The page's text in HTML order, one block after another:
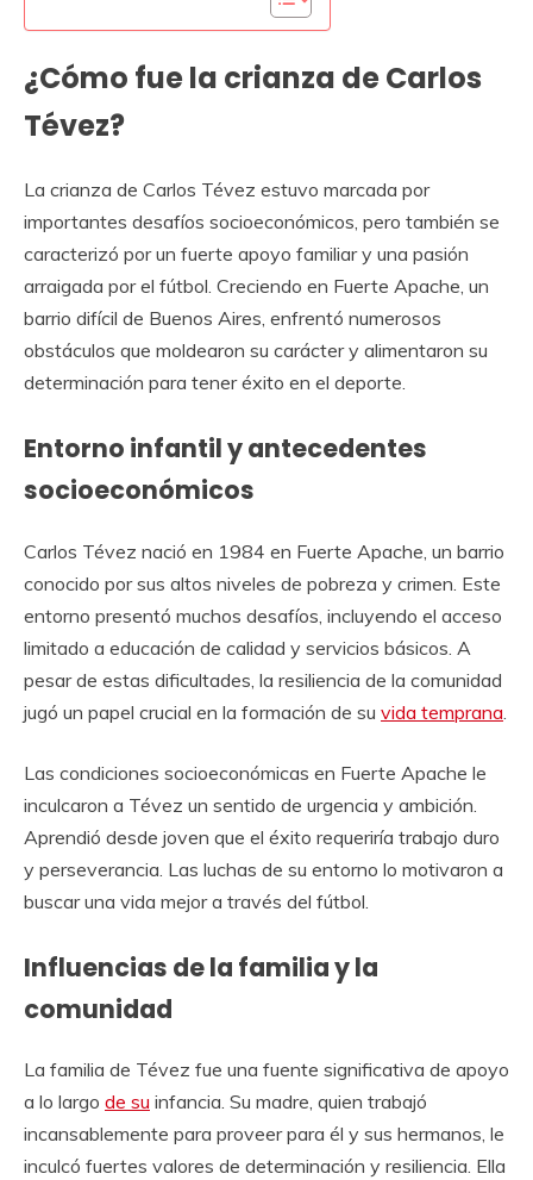
¿Cómo fue la crianza de Carlos
Tévez?
La crianza de Carlos Tévez estuvo marcada por
importantes desafíos socioeconómicos, pero también se
caracterizó por un fuerte apoyo familiar y una pasión
arraigada por el fútbol. Creciendo en Fuerte Apache, un
barrio difícil de Buenos Aires, enfrentó numerosos
obstáculos que moldearon su carácter y alimentaron su
determinación para tener éxito en el deporte.
Entorno infantil y antecedentes
socioeconómicos
Carlos Tévez nació en 1984 en Fuerte Apache, un barrio
conocido por sus altos niveles de pobreza y crimen. Este
entorno presentó muchos desafíos, incluyendo el acceso
limitado a educación de calidad y servicios básicos. A
pesar de estas dificultades, la resiliencia de la comunidad
jugó un papel crucial en la formación de su vida temprana
Las condiciones socioeconómicas en Fuerte Apache le
inculcaron a Tévez un sentido de urgencia y ambición.
Aprendió desde joven que el éxito requeriría trabajo duro
y perseverancia. Las luchas de su entorno lo motivaron a
buscar una vida mejor a través del fútbol.
Influencias de la familia y la
comunidad
La familia de Tévez fue una fuente significativa de apoyo
a lo largo de su infancia. Su madre, quien trabajó
incansablemente para proveer para él y sus hermanos, le
inculcó fuertes valores de determinación y resiliencia. Ella